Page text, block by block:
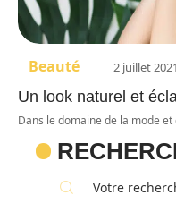
Beauté 2 juillet 2021
Un look naturel et
Dans le domaine de la mode